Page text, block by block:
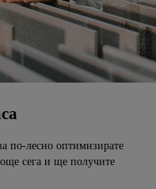
по-лесно оптимизирате
сега и ще получите